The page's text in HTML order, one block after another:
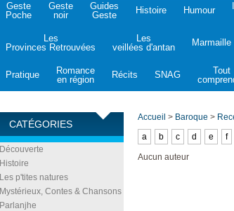
Geste
Poche
Geste
noir
Guides
Geste
Histoire Humour
Les
Provinces Retrouvées
Les
veillées d'antan
Marmaille
Pratique
Romance
en région
Récits SNAG
Tout
CATÉGORIES
Découverte
Histoire
Les p'tites natures
Mystérieux, Contes & Chansons
Parlanjhe
Accueil > Baroque >
a
b c d e f
Aucun auteur